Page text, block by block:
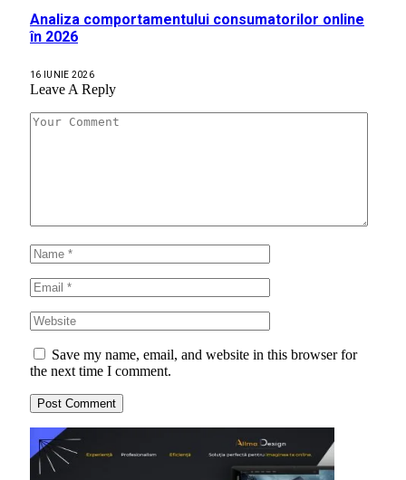
Analiza comportamentului consumatorilor online
în 2026
16 IUNIE 2026
Leave A Reply
Save my name, email, and website in this browser for
the next time I comment.